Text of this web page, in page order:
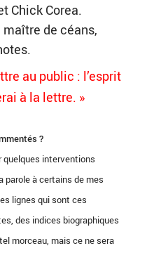
Chick Corea.
de céans,
au public : l’esprit
à la lettre. »
?
quelques interventions
parole à certains de mes
lignes qui sont ces
des indices biographiques
morceau, mais ce ne sera